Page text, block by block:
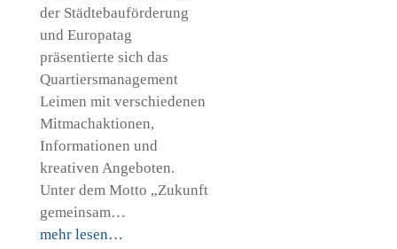
der Städtebauförderung
und Europatag
präsentierte sich das
Quartiersmanagement
Leimen mit verschiedenen
Mitmachaktionen,
Informationen und
kreativen Angeboten.
Unter dem Motto „Zukunft
gemeinsam…
mehr lesen…